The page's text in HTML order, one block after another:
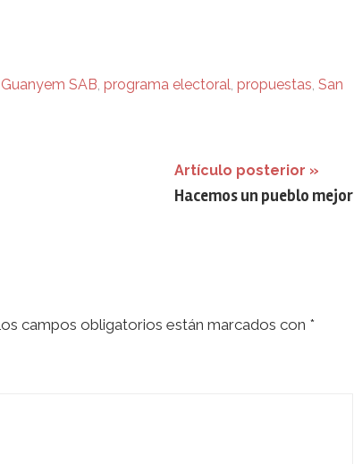
Guanyem SAB programa electoral propuestas San
Artículo posterior
Hacemos un pueblo mejor
campos obligatorios están marcados con *